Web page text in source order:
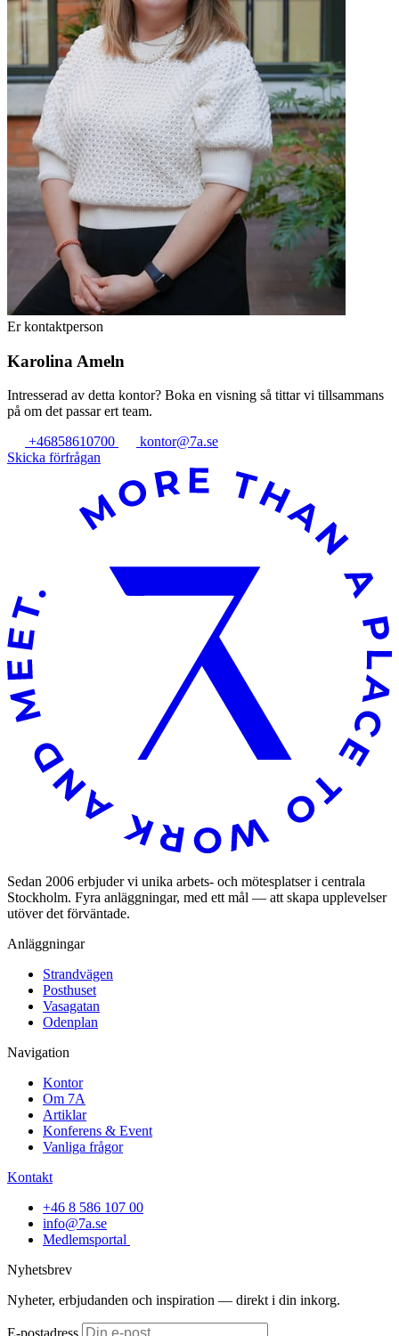
Er kontaktperson
Karolina Ameln
Intresserad av detta kontor? Boka en visning så tittar vi tillsammans
på om det passar ert team.
+46858610700
kontor@7a.se
Skicka förfrågan
Sedan 2006 erbjuder vi unika arbets- och mötesplatser i centrala
Stockholm. Fyra anläggningar, med ett mål — att skapa upplevelser
utöver det förväntade.
Anläggningar
Strandvägen
Posthuset
Vasagatan
Odenplan
Navigation
Kontor
Om 7A
Artiklar
Konferens & Event
Vanliga frågor
Kontakt
+46 8 586 107 00
info@7a.se
Medlemsportal
Nyhetsbrev
Nyheter, erbjudanden och inspiration — direkt i din inkorg.
E-postadress